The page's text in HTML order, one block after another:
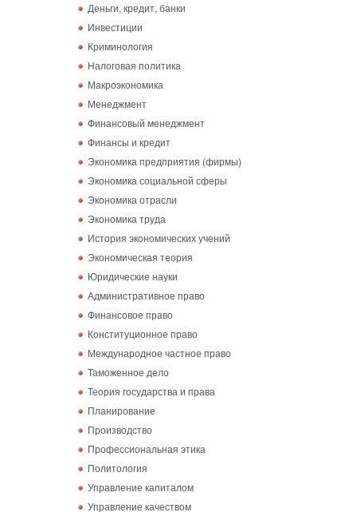
Деньги, кредит, банки
Инвестиции
Криминология
Налоговая политика
Макроэкономика
Менеджмент
Финансовый менеджмент
Финансы и кредит
Экономика предприятия (фирмы)
Экономика социальной сферы
Экономика отрасли
Экономика труда
История экономических учений
Экономическая теория
Юридические науки
Административное право
Финансовое право
Конституционное право
Международное частное право
Таможенное дело
Теория государства и права
Планирование
Производство
Профессиональная этика
Политология
Управление капиталом
Управление качеством